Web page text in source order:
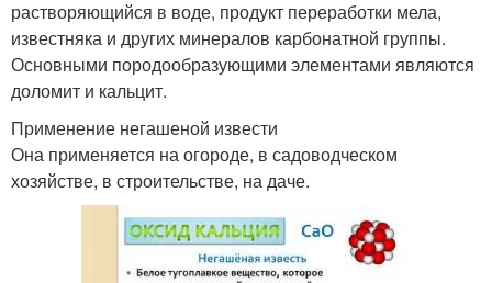
растворяющийся в воде, продукт переработки мела,
известняка и других минералов карбонатной группы.
Основными породообразующими элементами являются
доломит и кальцит.
Применение негашеной извести
Она применяется на огороде, в садоводческом
хозяйстве, в строительстве, на даче.